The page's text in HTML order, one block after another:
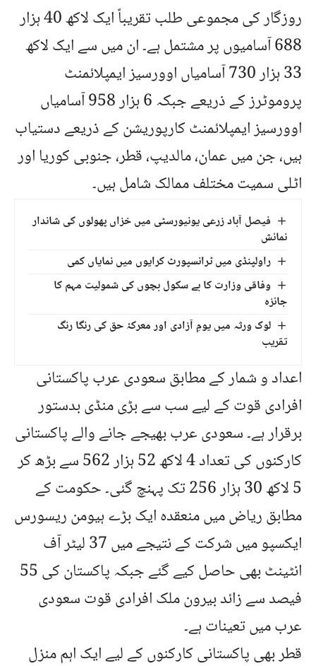
روزگار کی مجموعی طلب تقریباً ایک لاکھ 40 ہزار
688 آسامیوں پر مشتمل ہے۔ ان میں سے ایک لاکھ
33 ہزار 730 آسامیاں اوورسیز ایمپلائمنٹ
پروموٹرز کے ذریعے جبکہ 6 ہزار 958 آسامیاں
اوورسیز ایمپلائمنٹ کارپوریشن کے ذریعے دستیاب
ہیں، جن میں عمان، مالدیپ، قطر، جنوبی کوریا اور
اٹلی سمیت مختلف ممالک شامل ہیں۔
فیصل آباد زرعی یونیورسٹی میں خزاں پھولوں کی شاندار
نمائش
راولپنڈی میں ٹرانسپورٹ کرایوں میں نمایاں کمی
وفاقی وزارت کا بے سکول بچوں کی شمولیت مہم کا
جائزہ
لوک ورثہ میں یومِ آزادی اور معرکۂ حق کی رنگا رنگ
تقریب
اعداد و شمار کے مطابق سعودی عرب پاکستانی
افرادی قوت کے لیے سب سے بڑی منڈی بدستور
برقرار ہے۔ سعودی عرب بھیجے جانے والے پاکستانی
کارکنوں کی تعداد 4 لاکھ 52 ہزار 562 سے بڑھ کر
5 لاکھ 30 ہزار 256 تک پہنچ گئی۔ حکومت کے
مطابق ریاض میں منعقدہ ایک بڑے ہیومن ریسورس
ایکسپو میں شرکت کے نتیجے میں 37 لیٹر آف
انٹینٹ بھی حاصل کیے گئے جبکہ پاکستان کی 55
فیصد سے زائد بیرون ملک افرادی قوت سعودی
عرب میں تعینات ہے۔
قطر بھی پاکستانی کارکنوں کے لیے ایک اہم منزل